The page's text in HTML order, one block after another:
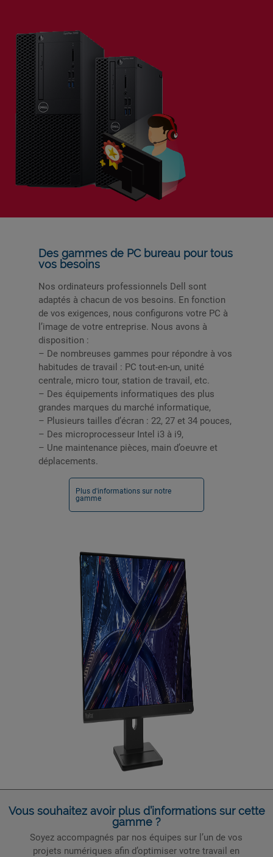
Des gammes de PC bureau pour tous
vos besoins
Nos ordinateurs professionnels Dell sont
adaptés à chacun de vos besoins. En fonction
de vos exigences, nous configurons votre PC à
l’image de votre entreprise. Nous avons à
disposition :
– De nombreuses gammes pour répondre à vos
habitudes de travail : PC tout-en-un, unité
centrale, micro tour, station de travail, etc.
– Des équipements informatiques des plus
grandes marques du marché informatique,
– Plusieurs tailles d’écran : 22, 27 et 34 pouces,
– Des microprocesseur Intel i3 à i9,
– Une maintenance pièces, main d’oeuvre et
déplacements.
Plus d'informations sur notre
gamme
Vous souhaitez avoir plus d’informations sur cette
gamme ?
Soyez accompagnés par nos équipes sur l’un de vos
projets numériques afin d’optimiser votre travail en